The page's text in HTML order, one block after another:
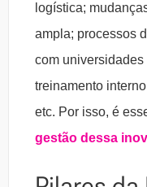
logística;
ampla; processos
com
treinamento
etc. Por isso, é
gestão dessa